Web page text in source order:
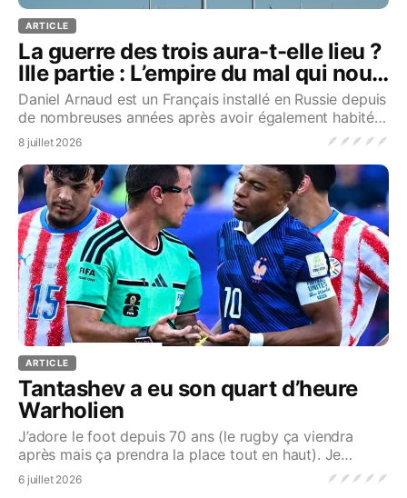
ARTICLE
La guerre des trois aura-t-elle lieu ?
IIIe partie : L’empire du mal qui nous
voulait du bien
Daniel Arnaud est un Français installé en Russie depuis
de nombreuses années après avoir également habité
l’Ukraine après la chute de l’Union soviétiq
8 juillet 2026 🪶 🪶 🪶 🪶 🪶
ARTICLE
Tantashev a eu son quart d’heure
Warholien
J’adore le foot depuis 70 ans (le rugby ça viendra
après mais ça prendra la place tout en haut). Je
connais toute l’histoire des différentes compétiti
6 juillet 2026 🪶 🪶 🪶 🪶 🪶